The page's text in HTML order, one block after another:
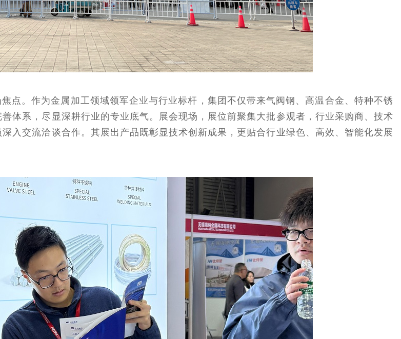
点。作为金属加工领域领军企业与行业标杆，集团不仅带来气阀钢、高温合金、特种不锈
体系，尽显深耕行业的专业底气。展会现场，展位前聚集大批参观者，行业采购商、技术
入交流洽谈合作。其展出产品既彰显技术创新成果，更贴合行业绿色、高效、智能化发展